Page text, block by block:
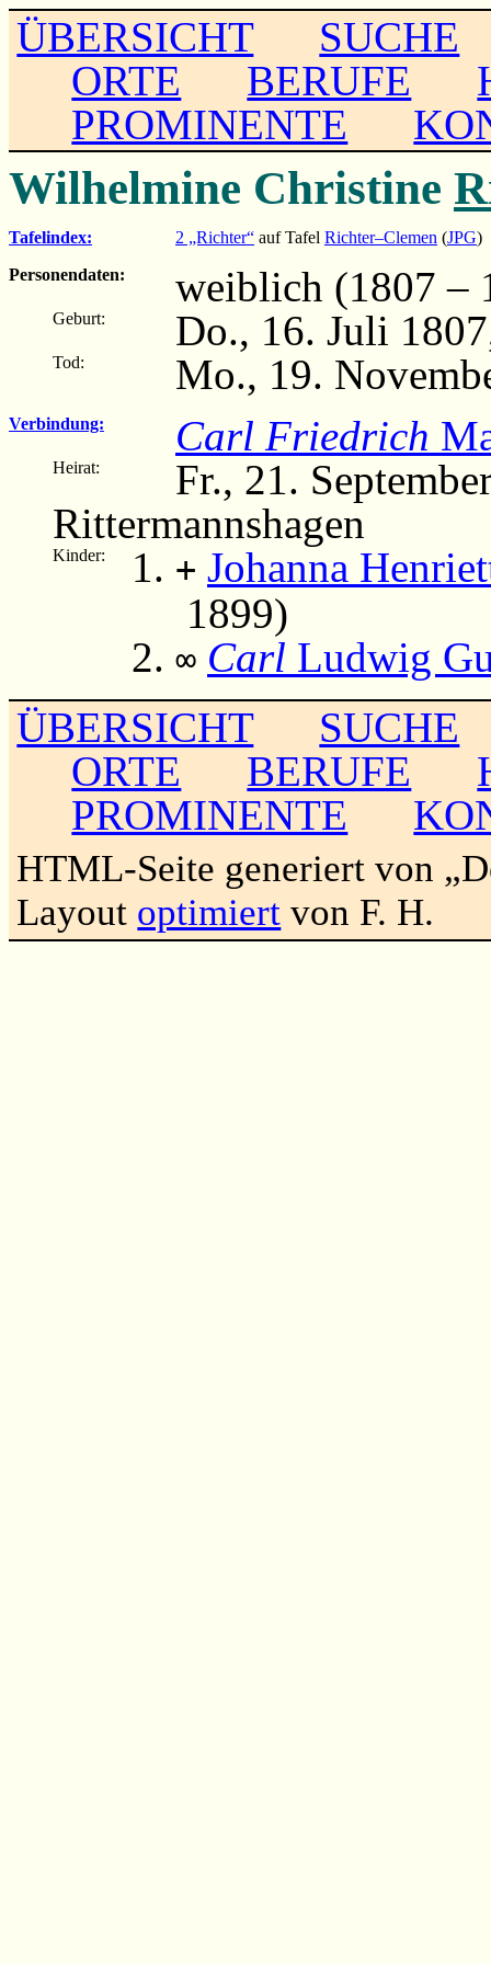
ÜBERSICHT
SUCHE
ORTE
BERUFE
PROMINENTE
Wilhelmine Christine
Tafelindex: 2 „Richter“ auf Tafel Richter–Clemen (JPG)
Personendaten:
weiblich (1807 –
Geburt: Do., 16. Juli
Tod: Mo., 19.
Verbindung: Carl Friedrich
Heirat:
Fr., 21.
Rittermannshagen
Kinder: + Johanna
1899)
∞ Carl Ludwig
ÜBERSICHT
SUCHE
ORTE
BERUFE
PROMINENTE
HTML-Seite generiert von
Layout optimiert von F. H.